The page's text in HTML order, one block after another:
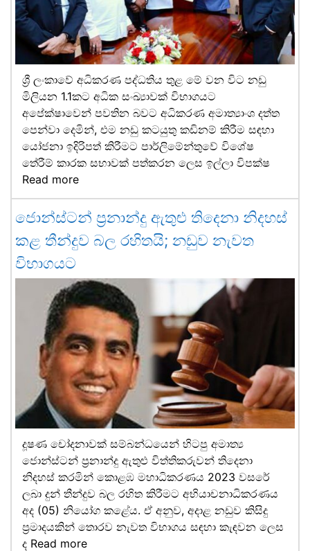
ශ්‍රී ලංකාවේ අධිකරණ පද්ධතිය තුළ මේ වන විට නඩු
මිලියන 1.1කට අධික සංඛ්‍යාවක් විභාගයට
අපේක්ෂාවෙන් පවතින බවට අධිකරණ අමාත්‍යාංශ දත්ත
පෙන්වා දෙමින්, එම නඩු කටයුතු කඩිනම් කිරීම සඳහා
යෝජනා ඉදිරිපත් කිරීමට පාර්ලිමේන්තුවේ විශේෂ
තේරීම් කාරක සභාවක් පත්කරන ලෙස ඉල්ලා විපක්ෂ
Read more
ජොන්ස්ටන් ප්‍රනාන්දු ඇතුළු තිදෙනා නිදහස්
කළ තීන්දුව බල රහිතයි; නඩුව නැවත
විභාගයට
දූෂණ චෝදනාවක් සම්බන්ධයෙන් හිටපු අමාත්‍ය
ජොන්ස්ටන් ප්‍රනාන්දු ඇතුළු විත්තිකරුවන් තිදෙනා
නිදහස් කරමින් කොළඹ මහාධිකරණය 2023 වසරේ
ලබා දුන් තීන්දුව බල රහිත කිරීමට අභියාචනාධිකරණය
අද (05) නියෝග කළේය. ඒ අනුව, අදාළ නඩුව කිසිදු
ප්‍රමාදයකින් තොරව නැවත විභාගය සඳහා කැඳවන ලෙස
ද Read more